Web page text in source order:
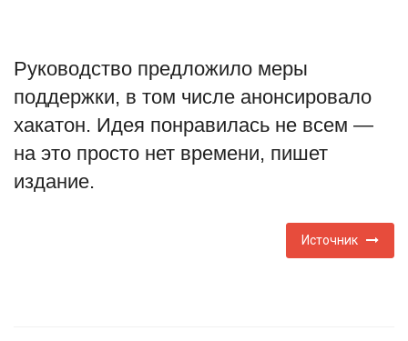
Недвижимость
Авто
Руководство предложило меры
поддержки, в том числе анонсировало
хакатон. Идея понравилась не всем —
на это просто нет времени, пишет
издание.
Источник